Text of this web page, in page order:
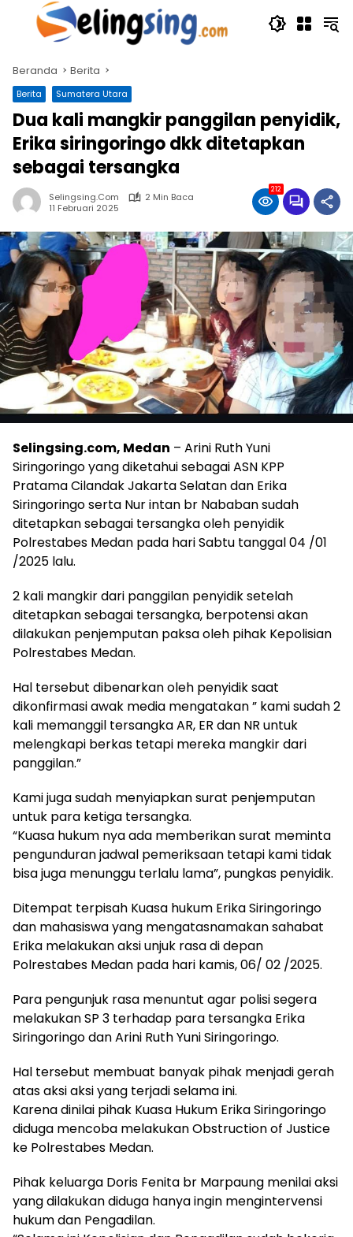
Langsung
Beranda Berita
Berita Sumatera Utara
Dua kali mangkir panggilan penyidik,
Erika siringoringo dkk ditetapkan
sebagai tersangka
Selingsing.com
2 Min Baca
11 Februari 2025
212
Selingsing.com, Medan – Arini Ruth Yuni
Siringoringo yang diketahui sebagai ASN KPP
Pratama Cilandak Jakarta Selatan dan Erika
Siringoringo serta Nur intan br Nababan sudah
ditetapkan sebagai tersangka oleh penyidik
Polrestabes Medan pada hari Sabtu tanggal 04 /01
/2025 lalu.
2 kali mangkir dari panggilan penyidik setelah
ditetapkan sebagai tersangka, berpotensi akan
dilakukan penjemputan paksa oleh pihak Kepolisian
Polrestabes Medan.
Hal tersebut dibenarkan oleh penyidik saat
dikonfirmasi awak media mengatakan ” kami sudah 2
kali memanggil tersangka AR, ER dan NR untuk
melengkapi berkas tetapi mereka mangkir dari
panggilan.”
Kami juga sudah menyiapkan surat penjemputan
untuk para ketiga tersangka.
“Kuasa hukum nya ada memberikan surat meminta
pengunduran jadwal pemeriksaan tetapi kami tidak
bisa juga menunggu terlalu lama”, pungkas penyidik.
Ditempat terpisah Kuasa hukum Erika Siringoringo
dan mahasiswa yang mengatasnamakan sahabat
Erika melakukan aksi unjuk rasa di depan
Polrestabes Medan pada hari kamis, 06/ 02 /2025.
Para pengunjuk rasa menuntut agar polisi segera
melakukan SP 3 terhadap para tersangka Erika
Siringoringo dan Arini Ruth Yuni Siringoringo.
Hal tersebut membuat banyak pihak menjadi gerah
atas aksi aksi yang terjadi selama ini.
Karena dinilai pihak Kuasa Hukum Erika Siringoringo
diduga mencoba melakukan Obstruction of Justice
ke Polrestabes Medan.
Pihak keluarga Doris Fenita br Marpaung menilai aksi
yang dilakukan diduga hanya ingin mengintervensi
hukum dan Pengadilan.